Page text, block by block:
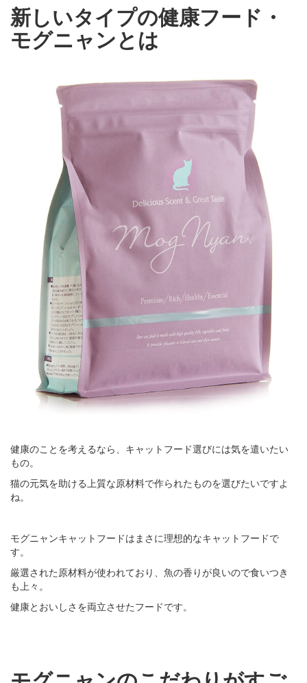
新しいタイプの健康フード・
モグニャンとは
健康のことを考えるなら、キャットフード選びには気を遣いたい
もの。
猫の元気を助ける上質な原材料で作られたものを選びたいですよ
ね。
モグニャンキャットフードはまさに理想的なキャットフードで
す。
厳選された原材料が使われており、魚の香りが良いので食いつき
も上々。
健康とおいしさを両立させたフードです。